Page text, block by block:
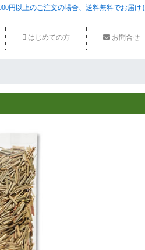
はじめての方 お問合せ